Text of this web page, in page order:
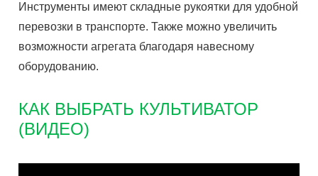
Инструменты имеют складные рукоятки для удобной
перевозки в транспорте. Также можно увеличить
возможности агрегата благодаря навесному
оборудованию.
КАК ВЫБРАТЬ КУЛЬТИВАТОР
(ВИДЕО)